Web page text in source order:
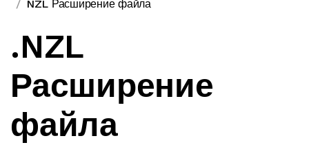
NZL Расширение файла
.NZL
Расширение
файла